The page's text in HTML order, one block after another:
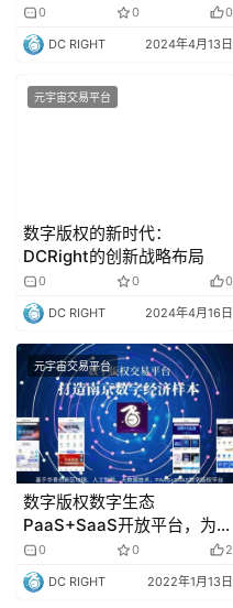
0 0 0
DC RIGHT 2024年4月13日
元宇宙交易平台
数字版权的新时代：
DCRight的创新战略布局
0 0 0
DC RIGHT 2024年4月16日
元宇宙交易平台
数字版权数字生态
PaaS+SaaS开放平台，为产
业互联网化、数字化赋能，
提供版权标准化交易技术、
智慧运营帮扶数字文化产业
0 0 2
DC RIGHT 2022年1月13日